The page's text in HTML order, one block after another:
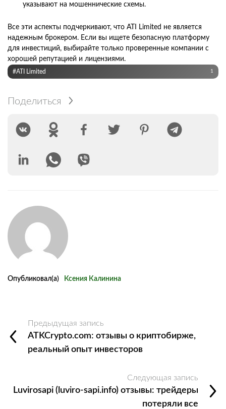
указывают на мошеннические схемы.
Все эти аспекты подчеркивают, что ATI Limited не является
надежным брокером. Если вы ищете безопасную платформу
для инвестиций, выбирайте только проверенные компании с
хорошей репутацией и лицензиями.
#ATI Limited 1
Поделиться
Опубликовал(а) Ксения Калинина
Предыдущая запись
ATKCrypto.com: отзывы о криптобирже,
реальный опыт инвесторов
Следующая запись
Luvirosapi (luviro-sapi.info) отзывы: трейдеры
потеряли все